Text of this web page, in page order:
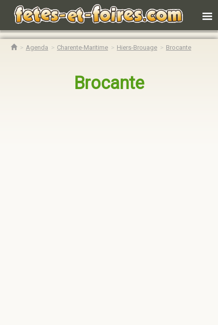
Agenda Charente-Maritime Hiers-Brouage Brocante
Brocante